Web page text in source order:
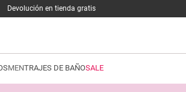
Devolución en tienda gratis
MENTRAJES DE BAÑOSALE